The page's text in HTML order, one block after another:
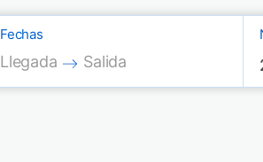
Fechas
Press the down arrow key to
Llegada
Press the down arrow
Salida